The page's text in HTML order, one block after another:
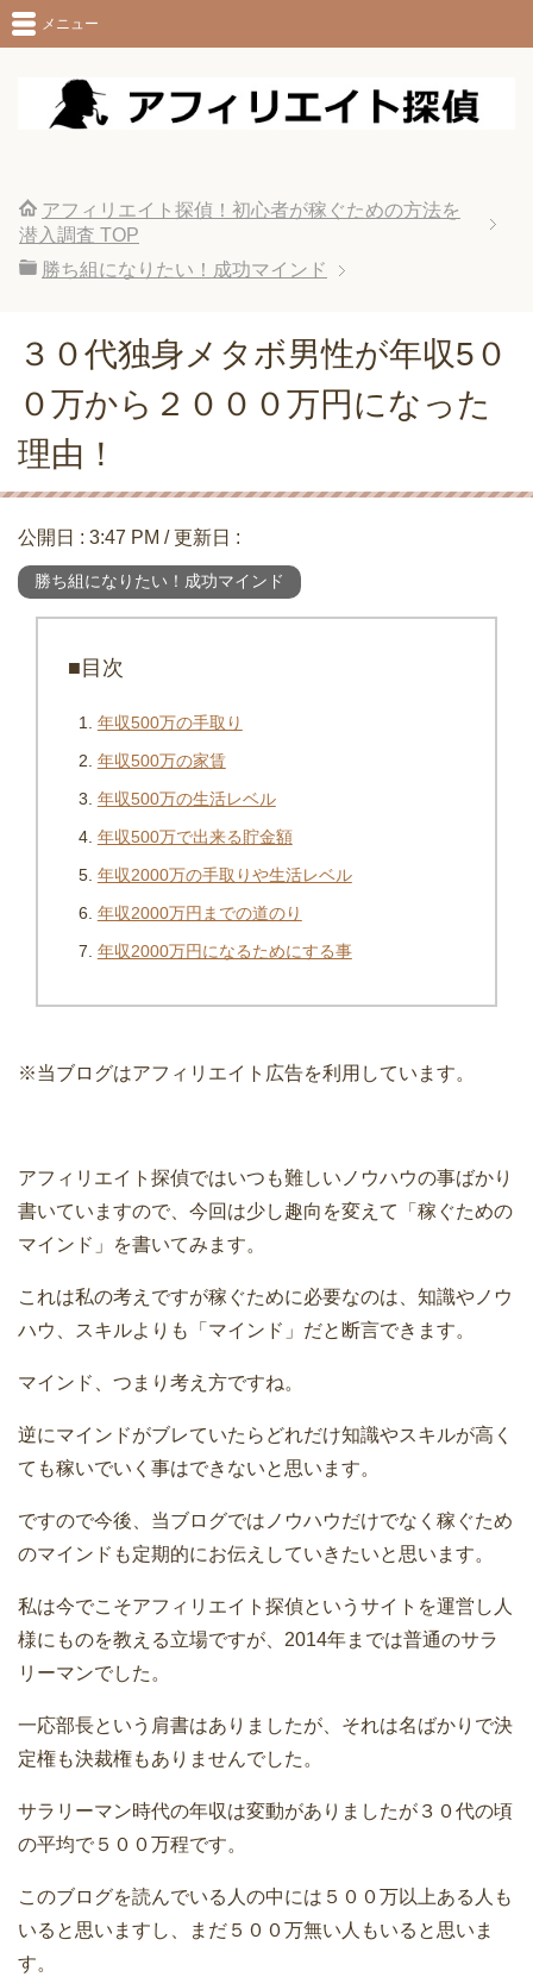
メニュー
アフィリエイト探偵！初心者が稼ぐための方法を
潜入調査 TOP
勝ち組になりたい！成功マインド
３０代独身メタボ男性が年収5０
０万から２０００万円になった
理由！
公開日 : 3:47 PM / 更新日 :
勝ち組になりたい！成功マインド
■目次
年収500万の手取り
年収500万の家賃
年収500万の生活レベル
年収500万で出来る貯金額
年収2000万の手取りや生活レベル
年収2000万円までの道のり
年収2000万円になるためにする事
※当ブログはアフィリエイト広告を利用しています。
アフィリエイト探偵ではいつも難しいノウハウの事ばかり
書いていますので、今回は少し趣向を変えて「稼ぐための
マインド」を書いてみます。
これは私の考えですが稼ぐために必要なのは、知識やノウ
ハウ、スキルよりも「マインド」だと断言できます。
マインド、つまり考え方ですね。
逆にマインドがブレていたらどれだけ知識やスキルが高く
ても稼いでいく事はできないと思います。
ですので今後、当ブログではノウハウだけでなく稼ぐため
のマインドも定期的にお伝えしていきたいと思います。
私は今でこそアフィリエイト探偵というサイトを運営し人
様にものを教える立場ですが、2014年までは普通のサラ
リーマンでした。
一応部長という肩書はありましたが、それは名ばかりで決
定権も決裁権もありませんでした。
サラリーマン時代の年収は変動がありましたが３０代の頃
の平均で５００万程です。
このブログを読んでいる人の中には５００万以上ある人も
いると思いますし、まだ５００万無い人もいると思いま
す。